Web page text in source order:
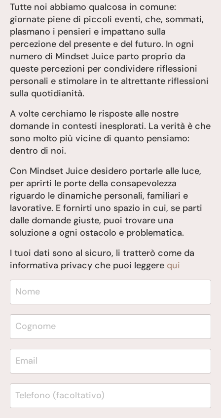
Tutte noi abbiamo qualcosa in comune:
giornate piene di piccoli eventi, che, sommati,
plasmano i pensieri e impattano sulla
percezione del presente e del futuro. In ogni
numero di Mindset Juice parto proprio da
queste percezioni per condividere riflessioni
personali e stimolare in te altrettante riflessioni
sulla quotidianità.
A volte cerchiamo le risposte alle nostre
domande in contesti inesplorati. La verità è che
sono molto più vicine di quanto pensiamo:
dentro di noi.
Con Mindset Juice desidero portarle alle luce,
per aprirti le porte della consapevolezza
riguardo le dinamiche personali, familiari e
lavorative. E fornirti uno spazio in cui, se parti
dalle domande giuste, puoi trovare una
soluzione a ogni ostacolo e problematica.
I tuoi dati sono al sicuro, li tratterò come da
informativa privacy che puoi leggere qui